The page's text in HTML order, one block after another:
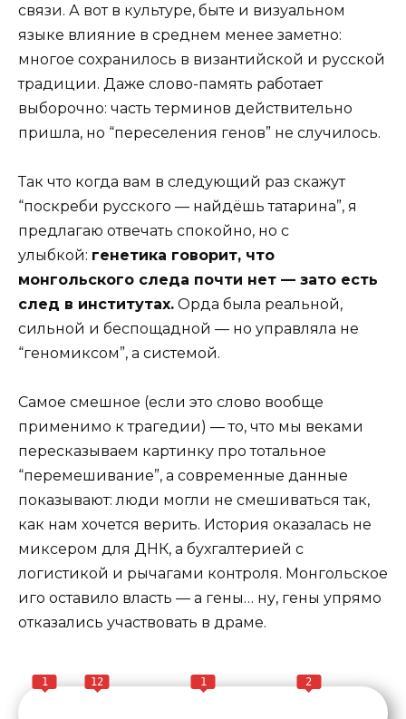
связи. А вот в культуре, быте и визуальном
языке влияние в среднем менее заметно:
многое сохранилось в византийской и русской
традиции. Даже слово-память работает
выборочно: часть терминов действительно
пришла, но “переселения генов” не случилось.
Так что когда вам в следующий раз скажут
“поскреби русского — найдёшь татарина”, я
предлагаю отвечать спокойно, но с
улыбкой: генетика говорит, что
монгольского следа почти нет — зато есть
след в институтах. Орда была реальной,
сильной и беспощадной — но управляла не
“геномиксом”, а системой.
Самое смешное (если это слово вообще
применимо к трагедии) — то, что мы веками
пересказываем картинку про тотальное
“перемешивание”, а современные данные
показывают: люди могли не смешиваться так,
как нам хочется верить. История оказалась не
миксером для ДНК, а бухгалтерией с
логистикой и рычагами контроля. Монгольское
иго оставило власть — а гены… ну, гены упрямо
отказались участвовать в драме.
1 12 1 2